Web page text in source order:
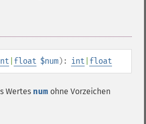
float $num): int float
Wertes num ohne Vorzeichen